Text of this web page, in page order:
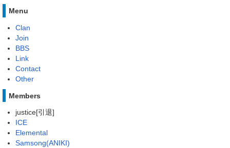
Menu
Clan
Join
BBS
Link
Contact
Other
Members
justice[引退]
ICE
Elemental
Samsong(ANIKI)